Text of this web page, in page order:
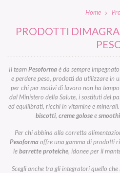
Home
PRODOTTI
Il teamPesoformaè da sempre
e perdere peso, prodotti da utilizzare in
per chi per motivi di lavoro non ha
dal Ministero della Salute, i sostituti del
ed equilibrati, ricchi in vitamine e
biscotti, creme golosee
Per chi abbina alla corretta
Pesoformaoffre una gamma di prodotti
lebarrette proteiche, idonee per il
Scegli anche tra gli integratori quello